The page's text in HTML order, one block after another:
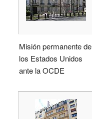
Misión permanente de
los Estados Unidos
ante la OCDE